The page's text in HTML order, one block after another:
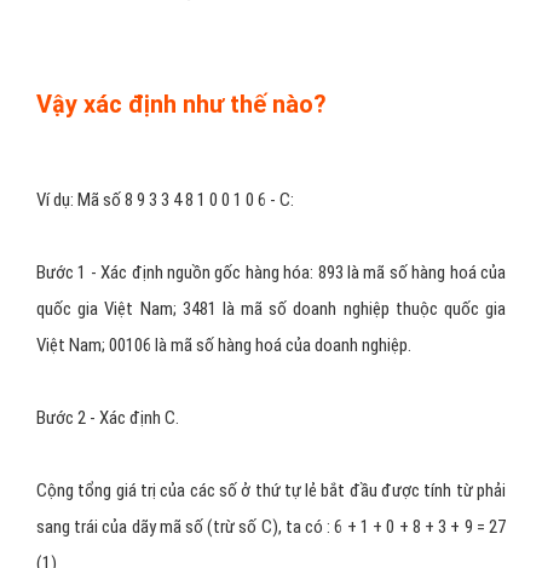
Hình 2: Mã vạch được cấu tạo như thế nào?
Ví dụ: Mã số 8 9 3 3 4 8 1 0 0 1 0 6 - C:
Bước 1 - Xác định nguồn gốc hàng hóa: 893 là mã số hàng hoá của